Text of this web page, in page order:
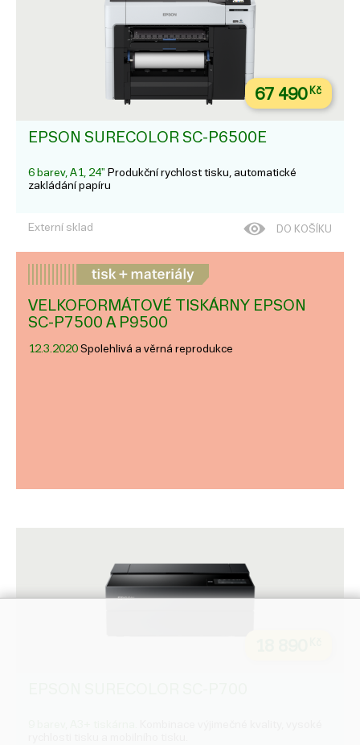
67 490Kč
EPSON SURECOLOR SC-P6500E
6 barev, A1, 24" Produkční rychlost tisku, automatické
zakládání papíru
Externí sklad DO KOŠÍKU
VELKOFORMÁTOVÉ TISKÁRNY EPSON
SC-P7500 A P9500
12.3.2020 Spolehlivá a věrná reprodukce